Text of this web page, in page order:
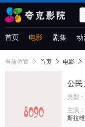
首页 电影 剧集 动
当前位置 首页 电影
公民
类型：
主演：
斯拉